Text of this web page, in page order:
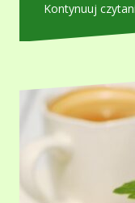
Kontynuuj